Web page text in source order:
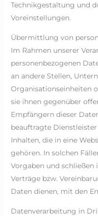
Technikgestaltung und
Voreinstellungen.
Übermittlung von
Im Rahmen unserer
personenbezogenen
an andere Stellen,
Organisationseinheiten
sie ihnen gegenüber
Empfängern dieser
beauftragte
Inhalten, die in eine
gehören. In solchen
Vorgaben und schließen
Verträge bzw.
Daten dienen, mit den
Datenverarbeitung in